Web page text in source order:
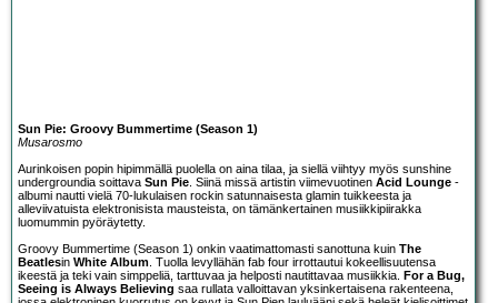
Sun Pie: Groovy Bummertime (Season 1)
Musarosmo
Aurinkoisen popin hipimmällä puolella on aina tilaa, ja siellä viihtyy myös sunshine
undergroundia soittava Sun Pie . Siinä missä artistin viimevuotinen Acid Lounge -
albumi nautti vielä 70-lukulaisen rockin satunnaisesta glamin tuikkeesta ja
alleviivatuista elektronisista mausteista, on tämänkertainen musiikkipiirakka
luomummin pyöräytetty.
Groovy Bummertime (Season 1) onkin vaatimattomasti sanottuna kuin The
Beatlesin White Album . Tuolla levyllähän fab four irrottautui kokeellisuutensa
ikeestä ja teki vain simppeliä, tarttuvaa ja helposti nautittavaa musiikkia. For a Bug,
Seeing is Always Believing saa rullata valloittavan yksinkertaisena rakenteena,